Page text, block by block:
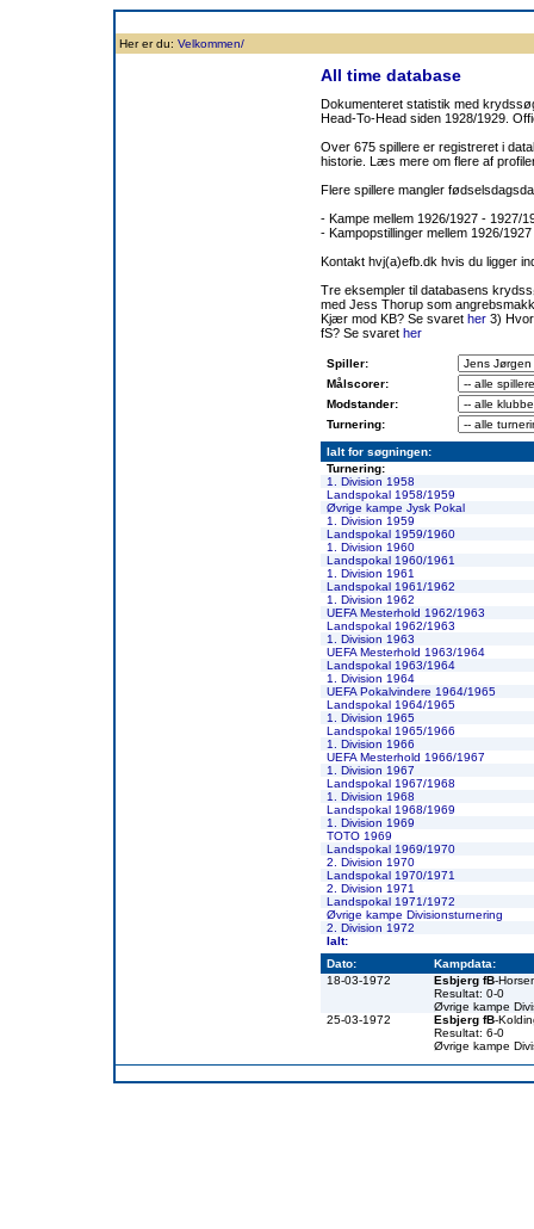
Her er du: Velkommen/
All time database
Dokumenteret statistik med
Head-To-Head siden 1928/1929.
Over 675 spillere er registreret i
historie. Læs mere om flere af
Flere spillere mangler
- Kampe mellem 1926/1927 - 1927/
- Kampopstillinger mellem 1926/
Kontakt hvj(a)efb.dk hvis du ligger
Tre eksempler til databasens
med Jess Thorup som
Kjær mod KB? Se svaret her 3)
fS? Se svaret her
Spiller:
Målscorer:
Modstander:
Turnering:
Ialt for søgningen:
Turnering:
1. Division 1958
Landspokal 1958/1959
Øvrige kampe Jysk Pokal
1. Division 1959
Landspokal 1959/1960
1. Division 1960
Landspokal 1960/1961
1. Division 1961
Landspokal 1961/1962
1. Division 1962
UEFA Mesterhold 1962/1963
Landspokal 1962/1963
1. Division 1963
UEFA Mesterhold 1963/1964
Landspokal 1963/1964
1. Division 1964
UEFA Pokalvindere 1964/1965
Landspokal 1964/1965
1. Division 1965
Landspokal 1965/1966
1. Division 1966
UEFA Mesterhold 1966/1967
1. Division 1967
Landspokal 1967/1968
1. Division 1968
Landspokal 1968/1969
1. Division 1969
TOTO 1969
Landspokal 1969/1970
2. Division 1970
Landspokal 1970/1971
2. Division 1971
Landspokal 1971/1972
Øvrige kampe Divisionsturnering
2. Division 1972
Ialt:
Dato:
Kampdata:
18-03-1972
Esbjerg fB-
Resultat: 0-0
Øvrige kampe
25-03-1972
Esbjerg fB-
Resultat: 6-0
Øvrige kampe